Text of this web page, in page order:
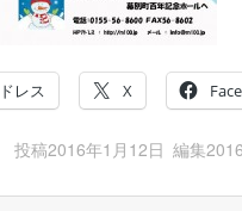
レス X
投稿2016年1月12日 編集